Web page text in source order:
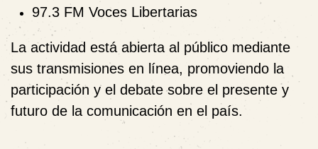
97.3 FM Voces Libertarias
La actividad está abierta al público mediante
sus transmisiones en línea, promoviendo la
participación y el debate sobre el presente y
futuro de la comunicación en el país.